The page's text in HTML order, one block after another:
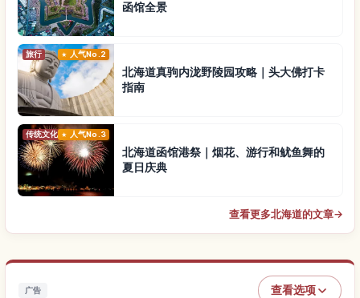
函馆全景
旅行 人气No.2
北海道真驹内泷野陵园攻略｜头大佛打卡
指南
传统文化 人气No.3
北海道函馆港祭｜烟花、游行和鱿鱼舞的
夏日庆典
查看更多北海道的文章→
广告 查看选项